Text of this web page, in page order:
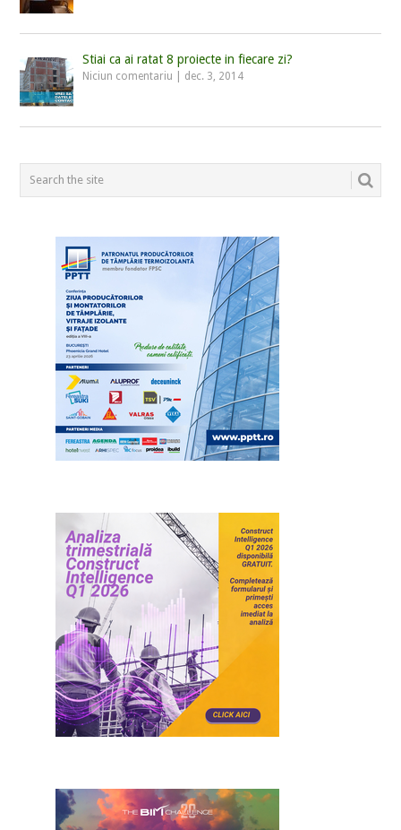
Stiai ca ai ratat 8 proiecte in fiecare zi?
Niciun comentariu dec. 3, 2014